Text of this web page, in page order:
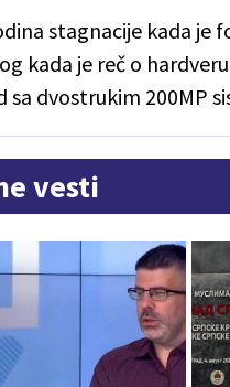
stagnacije kada je
kada je reč o
sa dvostrukim 200MP
vesti